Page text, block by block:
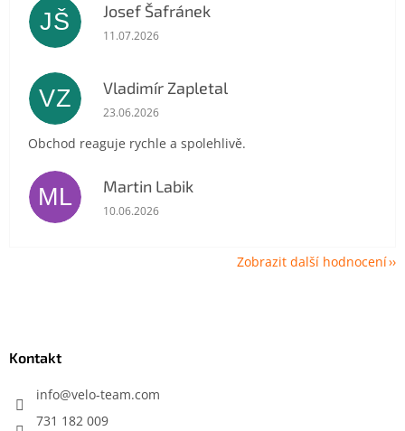
JŠ Josef Šafránek
Hodnocení obchodu je 5 z 5 hvězdiček.
11.07.2026
VZ Vladimír Zapletal
Hodnocení obchodu je 5 z 5 hvězdiček.
23.06.2026
Obchod reaguje rychle a spolehlivě.
ML Martin Labik
Hodnocení obchodu je 5 z 5 hvězdiček.
10.06.2026
Zobrazit další hodnocení
Kontakt
info@velo-team.com
731 182 009